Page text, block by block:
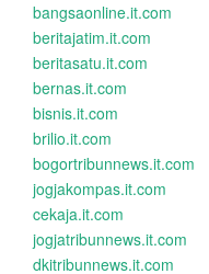
bangsaonline.it.com
beritajatim.it.com
beritasatu.it.com
bernas.it.com
bisnis.it.com
brilio.it.com
bogortribunnews.it.com
jogjakompas.it.com
cekaja.it.com
jogjatribunnews.it.com
dkitribunnews.it.com